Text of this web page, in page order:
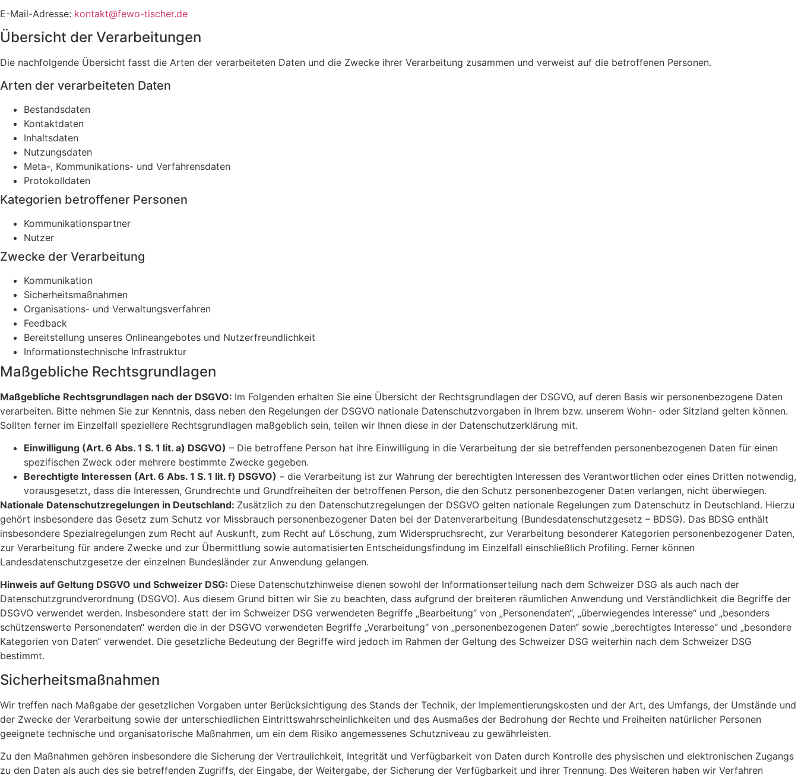
E-Mail-Adresse: kontakt@fewo-tischer.de
Übersicht der Verarbeitungen
Die nachfolgende Übersicht fasst die Arten der verarbeiteten Daten und die Zwecke ihrer Verarbeitung zusammen und verweist auf die betroffenen Personen.
Arten der verarbeiteten Daten
Bestandsdaten
Kontaktdaten
Inhaltsdaten
Nutzungsdaten
Meta-, Kommunikations- und Verfahrensdaten
Protokolldaten
Kategorien betroffener Personen
Kommunikationspartner
Nutzer
Zwecke der Verarbeitung
Kommunikation
Sicherheitsmaßnahmen
Organisations- und Verwaltungsverfahren
Feedback
Bereitstellung unseres Onlineangebotes und Nutzerfreundlichkeit
Informationstechnische Infrastruktur
Maßgebliche Rechtsgrundlagen
Maßgebliche Rechtsgrundlagen nach der DSGVO: Im Folgenden erhalten Sie eine Übersicht der Rechtsgrundlagen der DSGVO, auf deren Basis wir personenbezogene Daten
verarbeiten. Bitte nehmen Sie zur Kenntnis, dass neben den Regelungen der DSGVO nationale Datenschutzvorgaben in Ihrem bzw. unserem Wohn- oder Sitzland gelten können.
Sollten ferner im Einzelfall speziellere Rechtsgrundlagen maßgeblich sein, teilen wir Ihnen diese in der Datenschutzerklärung mit.
Einwilligung (Art. 6 Abs. 1 S. 1 lit. a) DSGVO) – Die betroffene Person hat ihre Einwilligung in die Verarbeitung der sie betreffenden personenbezogenen Daten für einen
spezifischen Zweck oder mehrere bestimmte Zwecke gegeben.
Berechtigte Interessen (Art. 6 Abs. 1 S. 1 lit. f) DSGVO) – die Verarbeitung ist zur Wahrung der berechtigten Interessen des Verantwortlichen oder eines Dritten notwendig,
vorausgesetzt, dass die Interessen, Grundrechte und Grundfreiheiten der betroffenen Person, die den Schutz personenbezogener Daten verlangen, nicht überwiegen.
Nationale Datenschutzregelungen in Deutschland: Zusätzlich zu den Datenschutzregelungen der DSGVO gelten nationale Regelungen zum Datenschutz in Deutschland. Hierzu
gehört insbesondere das Gesetz zum Schutz vor Missbrauch personenbezogener Daten bei der Datenverarbeitung (Bundesdatenschutzgesetz – BDSG). Das BDSG enthält
insbesondere Spezialregelungen zum Recht auf Auskunft, zum Recht auf Löschung, zum Widerspruchsrecht, zur Verarbeitung besonderer Kategorien personenbezogener Daten,
zur Verarbeitung für andere Zwecke und zur Übermittlung sowie automatisierten Entscheidungsfindung im Einzelfall einschließlich Profiling. Ferner können
Landesdatenschutzgesetze der einzelnen Bundesländer zur Anwendung gelangen.
Hinweis auf Geltung DSGVO und Schweizer DSG: Diese Datenschutzhinweise dienen sowohl der Informationserteilung nach dem Schweizer DSG als auch nach der
Datenschutzgrundverordnung (DSGVO). Aus diesem Grund bitten wir Sie zu beachten, dass aufgrund der breiteren räumlichen Anwendung und Verständlichkeit die Begriffe der
DSGVO verwendet werden. Insbesondere statt der im Schweizer DSG verwendeten Begriffe „Bearbeitung“ von „Personendaten“, „überwiegendes Interesse“ und „besonders
schützenswerte Personendaten“ werden die in der DSGVO verwendeten Begriffe „Verarbeitung“ von „personenbezogenen Daten“ sowie „berechtigtes Interesse“ und „besondere
Kategorien von Daten“ verwendet. Die gesetzliche Bedeutung der Begriffe wird jedoch im Rahmen der Geltung des Schweizer DSG weiterhin nach dem Schweizer DSG
bestimmt.
Sicherheitsmaßnahmen
Wir treffen nach Maßgabe der gesetzlichen Vorgaben unter Berücksichtigung des Stands der Technik, der Implementierungskosten und der Art, des Umfangs, der Umstände und
der Zwecke der Verarbeitung sowie der unterschiedlichen Eintrittswahrscheinlichkeiten und des Ausmaßes der Bedrohung der Rechte und Freiheiten natürlicher Personen
geeignete technische und organisatorische Maßnahmen, um ein dem Risiko angemessenes Schutzniveau zu gewährleisten.
Zu den Maßnahmen gehören insbesondere die Sicherung der Vertraulichkeit, Integrität und Verfügbarkeit von Daten durch Kontrolle des physischen und elektronischen Zugangs
zu den Daten als auch des sie betreffenden Zugriffs, der Eingabe, der Weitergabe, der Sicherung der Verfügbarkeit und ihrer Trennung. Des Weiteren haben wir Verfahren